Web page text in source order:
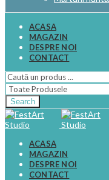
ACASA
MAGAZIN
DESPRE NOI
CONTACT
Search
ACASA
MAGAZIN
DESPRE NOI
CONTACT